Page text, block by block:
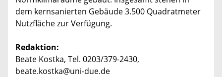
dem kernsanierten Gebäude 3.500 Quadratmeter
Nutzfläche zur Verfügung.
Redaktion:
Beate Kostka, Tel. 0203/379-2430,
beate.kostka@uni-due.de